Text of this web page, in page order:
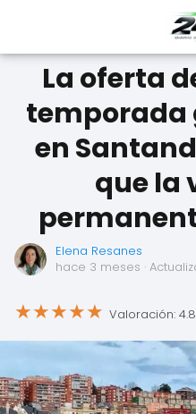
La oferta
temporada
en
que la
Elena Resanes
hace 3 meses ·
★★★★★ Valoración: